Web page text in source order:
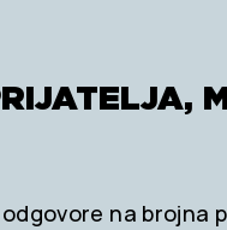
na brojna